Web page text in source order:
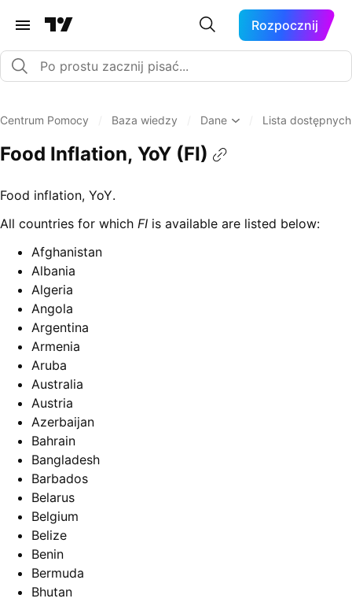
Rozpocznij
Centrum Pomocy Baza wiedzy Dane Lista
Food Inflation, YoY (FI)
Food inflation, YoY.
All countries for which FI is available are listed below:
Afghanistan
Albania
Algeria
Angola
Argentina
Armenia
Aruba
Australia
Austria
Azerbaijan
Bahrain
Bangladesh
Barbados
Belarus
Belgium
Belize
Benin
Bermuda
Bhutan